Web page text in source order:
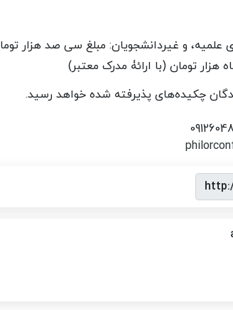
علمیه، و غیردانشجویان: مبلغ سی صد هزار
تومان (با ارائۀ مدرک معتبر)
چکیده‌های پذیرفته شده خواهد رسید.